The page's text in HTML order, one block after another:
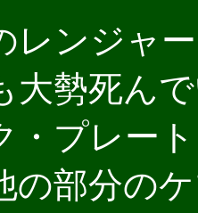
ンジャ
大勢死ん
プレー
の部分の